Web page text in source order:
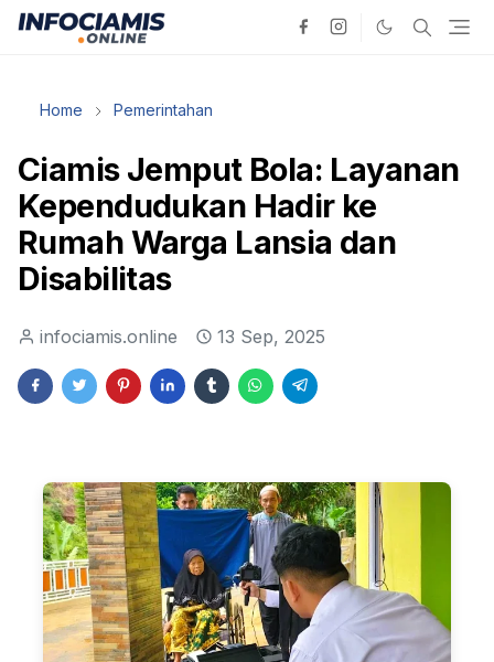
Home Pemerintahan
Ciamis Jemput Bola: Layanan
Kependudukan Hadir ke
Rumah Warga Lansia dan
Disabilitas
infociamis.online 13 Sep, 2025